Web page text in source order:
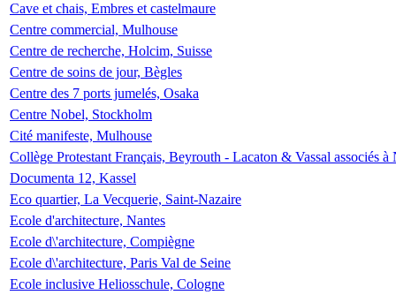
Cave et chais, Embres et castelmaure
Centre commercial, Mulhouse
Centre de recherche, Holcim, Suisse
Centre de soins de jour, Bègles
Centre des 7 ports jumelés, Osaka
Centre Nobel, Stockholm
Cité manifeste, Mulhouse
Collège Protestant Français, Beyrouth - Lacaton & Vassal associés
Documenta 12, Kassel
Eco quartier, La Vecquerie, Saint-Nazaire
Ecole d'architecture, Nantes
Ecole d\'architecture, Compiègne
Ecole d\'architecture, Paris Val de Seine
Ecole inclusive Heliosschule, Cologne